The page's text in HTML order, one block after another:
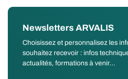
Newsletters ARVALIS
Choisissez et personnalisez les
souhaitez recevoir : infos
actualités, formations à venir...